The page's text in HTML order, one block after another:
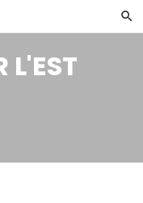
L'EST